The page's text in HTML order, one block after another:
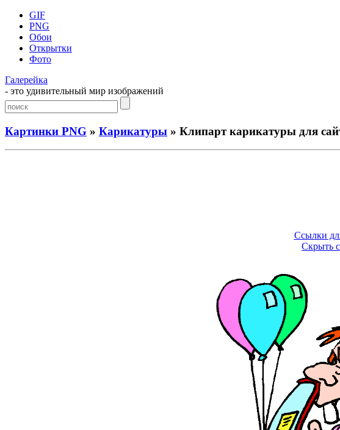
GIF
PNG
Обои
Открытки
Фото
Галерейка
- это удивительный мир изображений
Картинки PNG » Карикатуры » Клипарт карикатуры для
Ссылки
Скрыть